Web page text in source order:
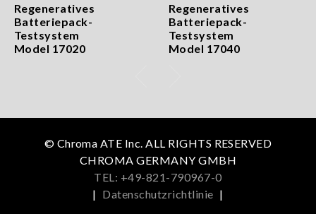
Regeneratives
Batteriepack-
Testsystem
Model 17020
Regeneratives
Batteriepack-
Testsystem
Model 17040
© Chroma ATE Inc. ALL RIGHTS RESERVED
CHROMA GERMANY GMBH
TEL: +49-821-790967-0
| Datenschutzrichtlinie |